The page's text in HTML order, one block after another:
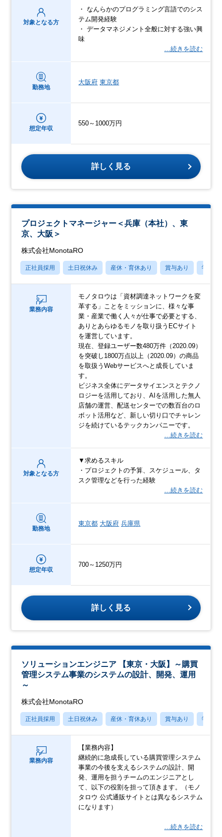
対象となる方
・ なんらかのプログラミング言語でのシス
テム開発経験
・ データマネジメント全般に対する強い興
味
…続きを読む
勤務地
大阪府 東京都
想定年収
550～1000万円
詳しく見る
プロジェクトマネージャー＜兵庫（本社）、東
京、大阪＞
株式会社MonotaRO
正社員採用 土日祝休み 産休・育休あり 賞与あり 学歴不
業務内容
モノタロウは「資材調達ネットワークを変
革する」ことをミッションに、様々な事
業・産業で働く人々が仕事で必要とする、
ありとあらゆるモノを取り扱うECサイト
を運営しています。
現在、登録ユーザー数480万件（2020.09）
を突破し1800万点以上（2020.09）の商品
を取扱うWebサービスへと成長していま
す。
ビジネス全体にデータサイエンスとテクノ
ロジーを活用しており、AIを活用した無人
店舗の運営、配送センターでの数百台のロ
ボット活用など、新しい切り口でチャレン
ジを続けているテックカンパニーです。
…続きを読む
対象となる方
▼求めるスキル
・プロジェクトの予算、スケジュール、タ
スク管理などを行った経験
…続きを読む
勤務地
東京都 大阪府 兵庫県
想定年収
700～1250万円
詳しく見る
ソリューションエンジニア 【東京・大阪】～購買
管理システム事業のシステムの設計、開発、運用
～
株式会社MonotaRO
正社員採用 土日祝休み 産休・育休あり 賞与あり 学歴不
業務内容
【業務内容】
継続的に急成長している購買管理システム
事業の今後を支えるシステムの設計、開
発、運用を担うチームのエンジニアとし
て、以下の役割を担って頂きます。（モノ
タロウ 公式通販サイトとは異なるシステム
になります）
…続きを読む